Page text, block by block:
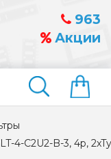
963
Акции
Найти
4-C2U2-B-3, 4р,